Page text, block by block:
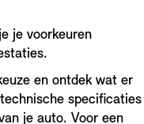
je voorkeuren
en ontdek wat er
specificaties
je auto. Voor een